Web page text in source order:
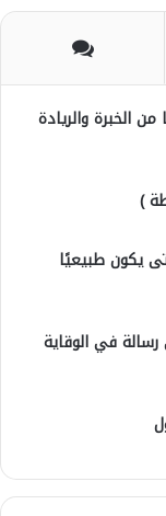
ملجراميكال.. أكثر من 85 عامًا من الخبرة والريادة
)
يكون طبيعيًا
إلى رسالة في الوقاية